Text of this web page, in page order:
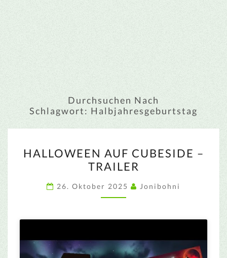
Durchsuchen Nach
Schlagwort: Halbjahresgeburtstag
AUF
CUBESIDE
–
TRAILER
HALLOWEEN AUF CUBESIDE –
TRAILER
26. Oktober 2025 Jonibohni